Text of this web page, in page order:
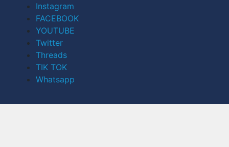
Instagram
FACEBOOK
YOUTUBE
Twitter
Threads
TIK TOK
Whatsapp